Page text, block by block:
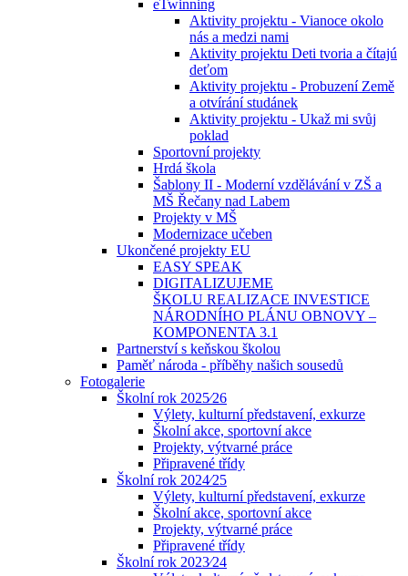
eTwinning
Aktivity projektu - Vianoce okolo
nás a medzi nami
Aktivity projektu Deti tvoria a čítajú
deťom
Aktivity projektu - Probuzení Země
a otvírání studánek
Aktivity projektu - Ukaž mi svůj
poklad
Sportovní projekty
Hrdá škola
Šablony II - Moderní vzdělávání v ZŠ a
MŠ Řečany nad Labem
Projekty v MŠ
Modernizace učeben
Ukončené projekty EU
EASY SPEAK
DIGITALIZUJEME
ŠKOLU REALIZACE INVESTICE
NÁRODNÍHO PLÁNU OBNOVY –
KOMPONENTA 3.1
Partnerství s keňskou školou
Paměť národa - příběhy našich sousedů
Fotogalerie
Školní rok 2025⁄26
Výlety, kulturní představení, exkurze
Školní akce, sportovní akce
Projekty, výtvarné práce
Připravené třídy
Školní rok 2024⁄25
Výlety, kulturní představení, exkurze
Školní akce, sportovní akce
Projekty, výtvarné práce
Připravené třídy
Školní rok 2023⁄24